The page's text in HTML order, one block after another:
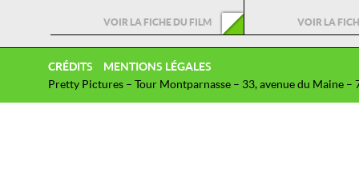
VOIR LA FICHE DU FILM VOIR LA
CRÉDITS
MENTIONS LÉGALES
Pretty Pictures – Tour Montparnasse – 33, avenue du Maine –